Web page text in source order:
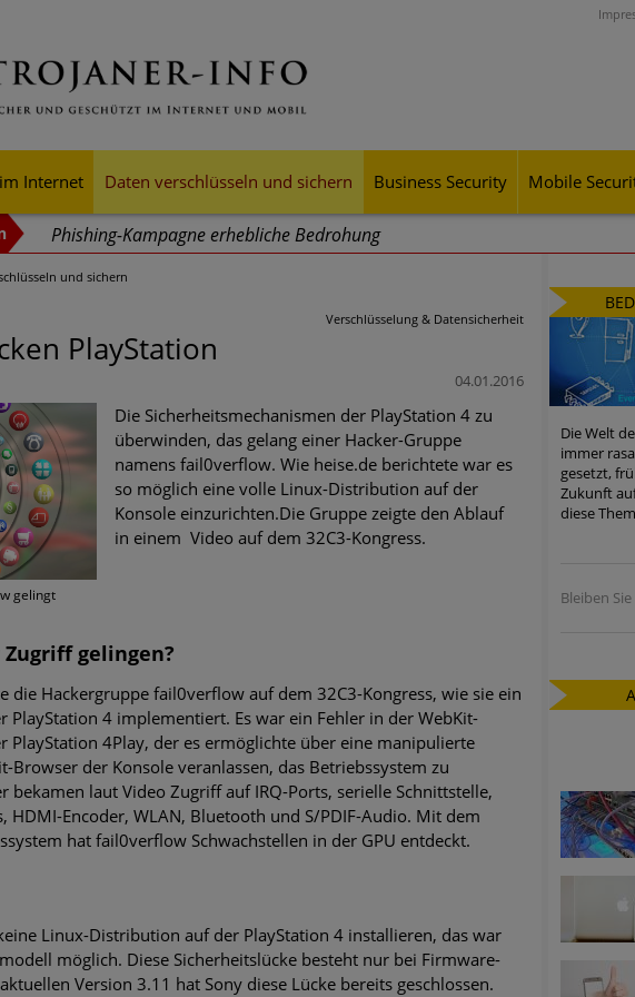
Internet Daten verschlüsseln und sichern Business Security Mobile
Phishing-Kampagne erhebliche Bedrohung
Trends bei Cyber Crimes 2024: Experten rechnen mit neue Welle an
Exponentiell wachsende Risiken, eine immer unübersichtlichere Cyber-
Digitale Assets aller Arten im Fokus der aktuellen Cyber-Bedrohungen
Ungebremster Aufstieg: Mega-Ransomware. Deutsche Unternehmen
unterschätzen
warnen
Phishing-Trend: Führungskräfte im Visier. Was hilft gegen Harpoon Whaling?
Aktuelle Phishing-Kampagnen mit großen Markennamen – Amazon hat
Fake-Unternehmensprofile auf LinkedIn: Unternehmen und Nutzer im
Cyber Experience Center in Augsburg
und sichern
Verschlüsselung & Datensicherheit
PlayStation
04.01.2016
gelingt
Die Sicherheitsmechanismen der PlayStation 4 zu
überwinden, das gelang einer Hacker-Gruppe
namens fail0verflow. Wie heise.de berichtete war es
so möglich eine volle Linux-Distribution auf der
Konsole einzurichten.Die Gruppe zeigte den Ablauf
in einem Video auf dem 32C3-Kongress.
gelingen?
die Hackergruppe fail0verflow auf dem 32C3-Kongress, wie sie ein
PlayStation 4 implementiert. Es war ein Fehler in der WebKit-
PlayStation 4Play, der es ermöglichte über eine manipulierte
Browser der Konsole veranlassen, das Betriebssystem zu
bekamen laut Video Zugriff auf IRQ-Ports, serielle Schnittstelle,
HDMI-Encoder, WLAN, Bluetooth und S/PDIF-Audio. Mit dem
hat fail0verflow Schwachstellen in der GPU entdeckt.
Linux-Distribution auf der PlayStation 4 installieren, das war
möglich. Diese Sicherheitslücke besteht nur bei Firmware-
Version 3.11 hat Sony diese Lücke bereits geschlossen.
Die Welt
immer
gesetzt,
Zukunft
diese
Bleiben